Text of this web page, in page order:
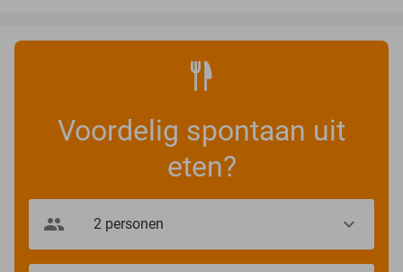
Voordelig spontaan uit
eten?